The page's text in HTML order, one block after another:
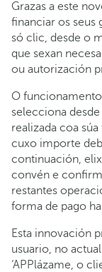
Grazas a este
financiar os seus
só clic, desde o
que sexan
ou autorización
O funcionamento
selecciona
realizada coa
cuxo importe
continuación,
convén e
restantes
forma de pago
Esta innovación
usuario, no
‘APPlázame, o